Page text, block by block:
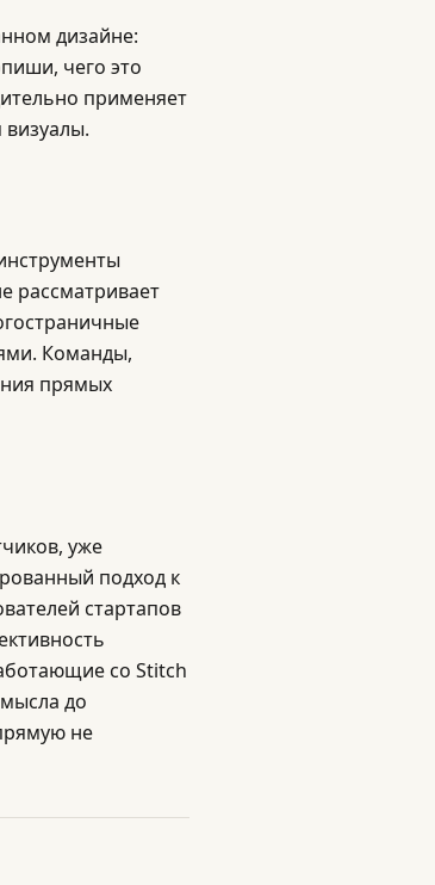
дизайне:
чего это
применяет
рассматривает
Команды,
прямых
уже
подход к
стартапов
со Stitch
до
не